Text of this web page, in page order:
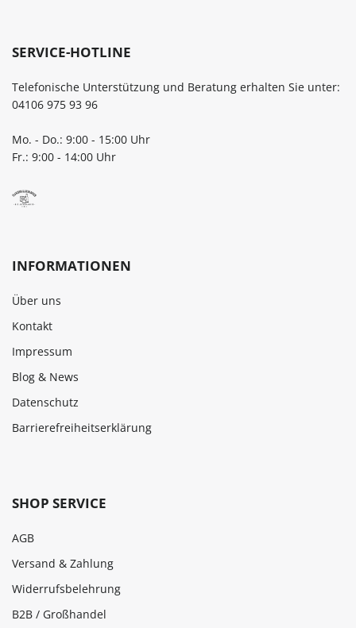
SERVICE-HOTLINE
Telefonische Unterstützung und Beratung erhalten Sie unter:
04106 975 93 96
Mo. - Do.: 9:00 - 15:00 Uhr
Fr.: 9:00 - 14:00 Uhr
INFORMATIONEN
Über uns
Kontakt
Impressum
Blog & News
Datenschutz
Barrierefreiheitserklärung
SHOP SERVICE
AGB
Versand & Zahlung
Widerrufsbelehrung
B2B / Großhandel